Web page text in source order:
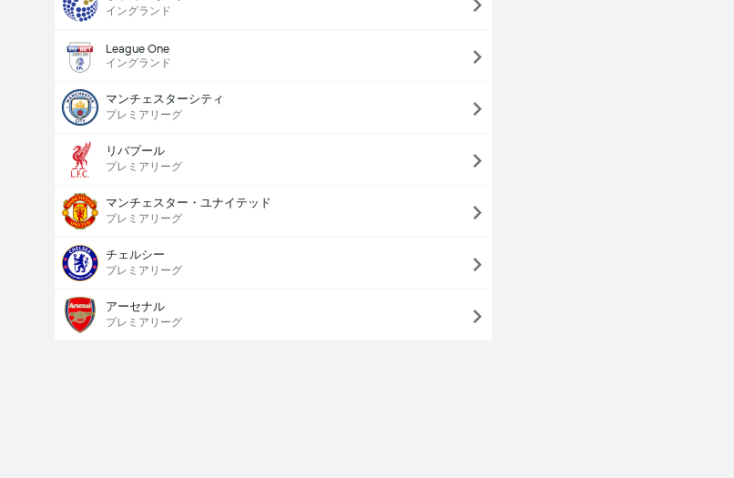
イングランド
League One
イングランド
マンチェスターシティ
プレミアリーグ
リバプール
プレミアリーグ
マンチェスター・ユナイテッド
プレミアリーグ
チェルシー
プレミアリーグ
アーセナル
プレミアリーグ